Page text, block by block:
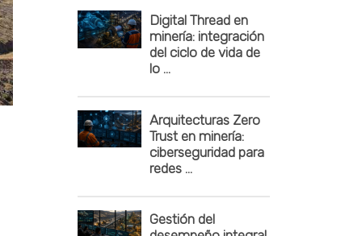
Digital Thread en
minería: integración
del ciclo de vida de
lo ...
Arquitecturas Zero
Trust en minería:
ciberseguridad para
redes ...
Gestión del